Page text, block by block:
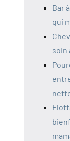
Bar
qui
soin